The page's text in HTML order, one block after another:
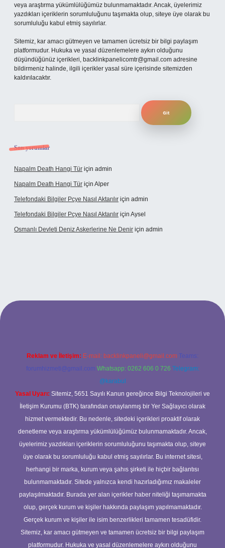
veya araştırma yükümlülüğümüz bulunmamaktadır. Ancak, üyelerimiz
yazdıkları içeriklerin sorumluluğunu taşımakta olup, siteye üye olarak bu
sorumluluğu kabul etmiş sayılırlar.
Sitemiz, kar amacı gütmeyen ve tamamen ücretsiz bir bilgi paylaşım
platformudur. Hukuka ve yasal düzenlemelere aykırı olduğunu
düşündüğünüz içerikleri, backlinkpanelicomtr@gmail.com adresine
bildirmeniz halinde, ilgili içerikler yasal süre içerisinde sitemizden
kaldırılacaktır.
Son yorumlar
Napalm Death Hangi Tür için admin
Napalm Death Hangi Tür için Alper
Telefondaki Bilgiler Pcye Nasıl Aktarılır için admin
Telefondaki Bilgiler Pcye Nasıl Aktarılır için Aysel
Osmanlı Devleti Deniz Askerlerine Ne Denir için admin
giriş
Reklam ve İletişim: E-mail: backlinkpaneli@gmail.com Teams:
forumhizmeti@gmail.com Whatsapp: 0262 606 0 726 Telegram:
@karabul
Yasal Uyarı: Sitemiz, 5651 Sayılı Kanun gereğince Bilgi Teknolojileri ve
İletişim Kurumu (BTK) tarafından onaylanmış bir Yer Sağlayıcı olarak
hizmet vermektedir. Bu nedenle, sitedeki içerikleri proaktif olarak
denetleme veya araştırma yükümlülüğümüz bulunmamaktadır. Ancak,
üyelerimiz yazdıkları içeriklerin sorumluluğunu taşımakta olup, siteye
üye olarak bu sorumluluğu kabul etmiş sayılırlar. Bu internet sitesi,
herhangi bir marka, kurum veya şahıs şirketi ile hiçbir bağlantısı
bulunmamaktadır. Sitede yalnızca kendi hazırladığımız makaleler
paylaşılmaktadır. Burada yer alan içerikler haber niteliği taşımamakta
olup, gerçek kurum ve kişiler hakkında paylaşım yapılmamaktadır.
Gerçek kurum ve kişiler ile isim benzerlikleri tamamen tesadüfidir.
Sitemiz, kar amacı gütmeyen ve tamamen ücretsiz bir bilgi paylaşım
platformudur. Hukuka ve yasal düzenlemelere aykırı olduğunu